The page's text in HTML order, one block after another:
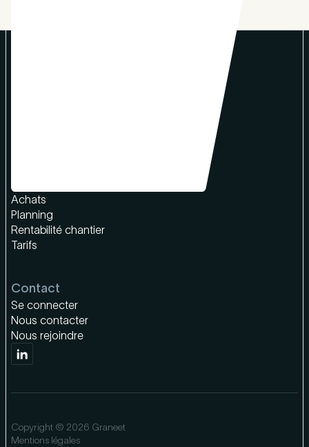
Achats
Planning
Rentabilité chantier
Tarifs
Contact
Se connecter
Nous contacter
Nous rejoindre
Copyright © 2026 Graneet
Mentions légales